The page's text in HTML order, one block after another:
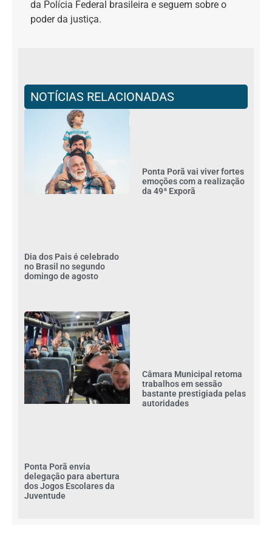
da Polícia Federal brasileira e seguem sobre o
poder da justiça.
NOTÍCIAS RELACIONADAS
Dia dos Pais é celebrado
no Brasil no segundo
domingo de agosto
Ponta Porã vai viver fortes
emoções com a realização
da 49ª Exporã
Ponta Porã envia
delegação para abertura
dos Jogos Escolares da
Juventude
Câmara Municipal retoma
trabalhos em sessão
bastante prestigiada pelas
autoridades